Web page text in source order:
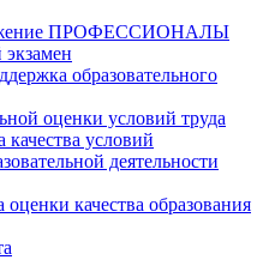
ПРОФЕССИОНАЛЫ
образовательного
оценки условий труда
условий
деятельности
качества образования